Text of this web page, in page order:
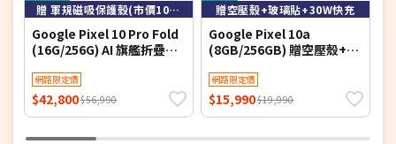
贈 軍規磁吸保護殼(市價1090元)
Google Pixel 10 Pro Fold
(16G/256G) AI 旗艦折疊手
網路限定價
$42,800$56,990
贈空壓殼+玻璃貼+30W快充
Google Pixel 10a
(8GB/256GB) 贈空壓殼+玻
網路限定價
$15,990$19,990